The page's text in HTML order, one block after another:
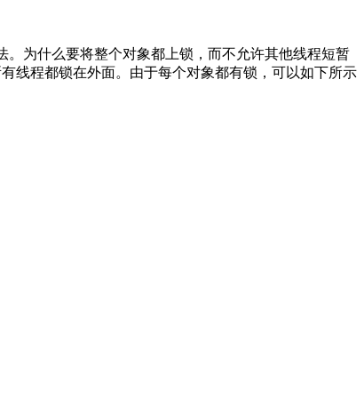
为什么要将整个对象都上锁，而不允许其他线程短暂
线程都锁在外面。由于每个对象都有锁，可以如下所示